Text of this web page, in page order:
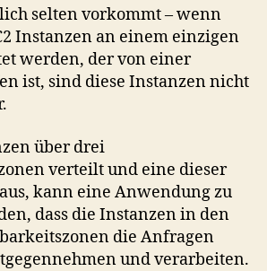
selten vorkommt – wenn
Instanzen an einem einzigen
werden, der von einer
ist, sind diese Instanzen nicht
über drei
verteilt und eine dieser
kann eine Anwendung zu
dass die Instanzen in den
die Anfragen
und verarbeiten.